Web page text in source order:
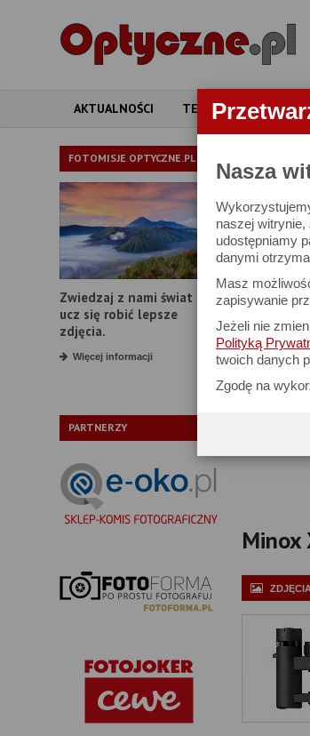
Nasza
naszej witrynie,
udostępniamy
danymi
Masz
zapisywanie
Jeżeli nie
Polityką
twoich danych
Zgodę na
AKTUALNOŚCI TESTY ARTYKUŁY
FOTOMISJE OPTYCZNE.PL
Zwiedzaj z nami świat i
ucz się robić lepsze
zdjęcia.
Więcej informacji
PARTNERZY
W
Minox